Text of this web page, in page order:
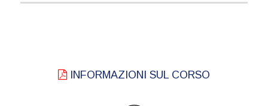
INFORMAZIONI SUL CORSO